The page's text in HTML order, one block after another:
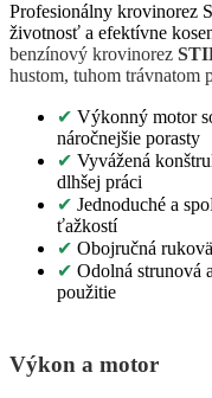
Profesionálny krovinorez
životnosť a efektívne
benzínový krovinorez
hustom, tuhom trávnatom
✔ Výkonný motor
náročnejšie porasty
✔ Vyvážená
dlhšej práci
✔ Jednoduché a
ťažkostí
✔ Obojručná
✔ Odolná strunová
použitie
Výkon a motor